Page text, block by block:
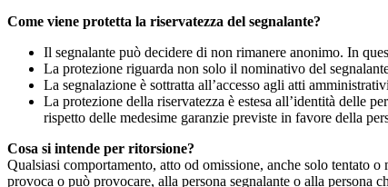
Come viene protetta la riservatezza del segnalante?
Il segnalante può decidere di non rimanere anonimo. In
La protezione riguarda non solo il nominativo del
La segnalazione è sottratta all’accesso agli atti
La protezione della riservatezza è estesa all’identità delle
rispetto delle medesime garanzie previste in favore della
Cosa si intende per ritorsione?
Qualsiasi comportamento, atto od omissione, anche solo tentato
provoca o può provocare, alla persona segnalante o alla